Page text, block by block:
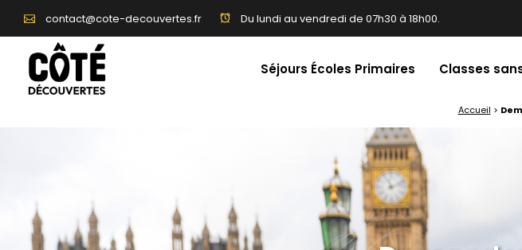
contact@cote-decouvertes.fr Du lundi au vendredi de 07h30 à 18h00.
Séjours Écoles Primaires Classes
Accueil >